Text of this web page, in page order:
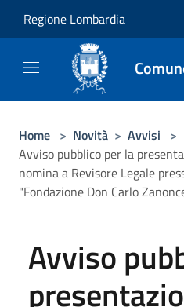
Regione Lombardia
Home > Novità > Avvisi >
Avviso pubblico per la
nomina a Revisore Legale
"Fondazione Don Carlo
Avviso